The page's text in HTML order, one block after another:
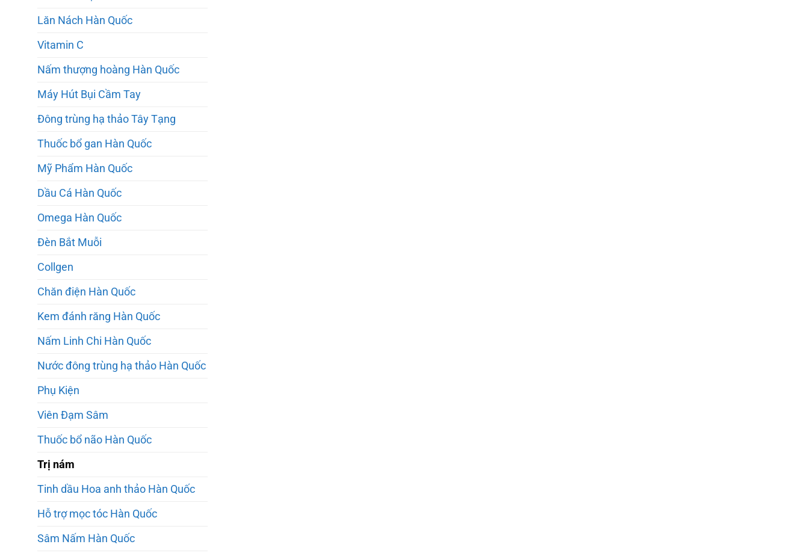
Lăn Nách Hàn Quốc
Vitamin C
Nấm thượng hoàng Hàn Quốc
Máy Hút Bụi Cầm Tay
Đông trùng hạ thảo Tây Tạng
Thuốc bổ gan Hàn Quốc
Mỹ Phẩm Hàn Quốc
Dầu Cá Hàn Quốc
Omega Hàn Quốc
Đèn Bắt Muỗi
Collgen
Chăn điện Hàn Quốc
Kem đánh răng Hàn Quốc
Nấm Linh Chi Hàn Quốc
Nước đông trùng hạ thảo Hàn Quốc
Phụ Kiện
Viên Đạm Sâm
Thuốc bổ não Hàn Quốc
Trị nám
Tinh dầu Hoa anh thảo Hàn Quốc
Hỗ trợ mọc tóc Hàn Quốc
Sâm Nấm Hàn Quốc